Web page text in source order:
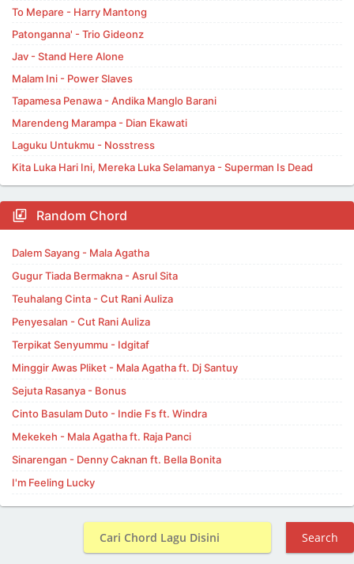
To Mepare - Harry Mantong
Patonganna' - Trio Gideonz
Jav - Stand Here Alone
Malam Ini - Power Slaves
Tapamesa Penawa - Andika Manglo Barani
Marendeng Marampa - Dian Ekawati
Laguku Untukmu - Nosstress
Kita Luka Hari Ini, Mereka Luka Selamanya - Superman Is Dead
Random Chord
Dalem Sayang - Mala Agatha
Gugur Tiada Bermakna - Asrul Sita
Teuhalang Cinta - Cut Rani Auliza
Penyesalan - Cut Rani Auliza
Terpikat Senyummu - Idgitaf
Minggir Awas Pliket - Mala Agatha ft. Dj Santuy
Sejuta Rasanya - Bonus
Cinto Basulam Duto - Indie Fs ft. Windra
Mekekeh - Mala Agatha ft. Raja Panci
Sinarengan - Denny Caknan ft. Bella Bonita
I'm Feeling Lucky
Search